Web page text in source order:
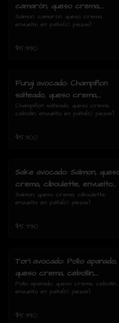
camarón, queso crema,
envuelto en palta.
Salmon, camarón, queso crema,
envuelto en palta.(10 piezas)
$5.990
Fungi avocado: Champiñon
salteado, queso crema,
cebollin, envuelto en palta
Champiñon salteado, queso crema,
cebollin, envuelto en palta(10 piezas)
$5.300
Sake avocado: Salmon,
crema, ciboulette, envuelto
en palta
Salmon, queso crema, ciboulette,
envuelto en palta(10 piezas)
$5.790
Tori avocado: Pollo apanado,
queso crema, cebollin,
envuelto en palta
Pollo apanado, queso crema, cebollin,
envuelto en palta(10 piezas)
$5.390